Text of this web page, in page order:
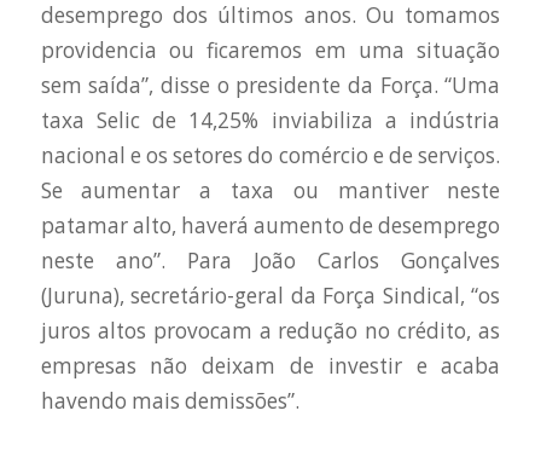
desemprego dos últimos anos. Ou tomamos
providencia ou ficaremos em uma situação
sem saída”, disse o presidente da Força. “Uma
taxa Selic de 14,25% inviabiliza a indústria
nacional e os setores do comércio e de serviços.
Se aumentar a taxa ou mantiver neste
patamar alto, haverá aumento de desemprego
neste ano”. Para João Carlos Gonçalves
(Juruna), secretário-geral da Força Sindical, “os
juros altos provocam a redução no crédito, as
empresas não deixam de investir e acaba
havendo mais demissões”.